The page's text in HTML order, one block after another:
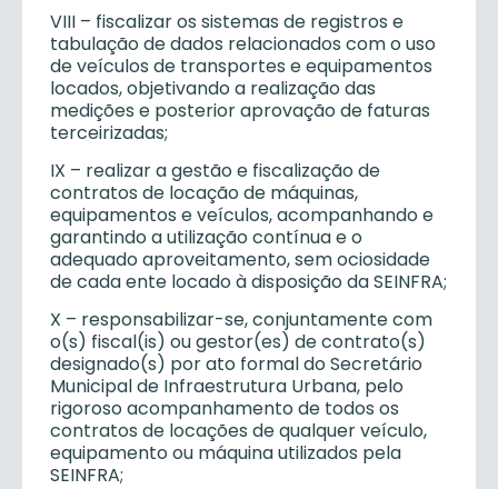
VIII – fiscalizar os sistemas de registros e
tabulação de dados relacionados com o uso
de veículos de transportes e equipamentos
locados, objetivando a realização das
medições e posterior aprovação de faturas
terceirizadas;
IX – realizar a gestão e fiscalização de
contratos de locação de máquinas,
equipamentos e veículos, acompanhando e
garantindo a utilização contínua e o
adequado aproveitamento, sem ociosidade
de cada ente locado à disposição da SEINFRA;
X – responsabilizar-se, conjuntamente com
o(s) fiscal(is) ou gestor(es) de contrato(s)
designado(s) por ato formal do Secretário
Municipal de Infraestrutura Urbana, pelo
rigoroso acompanhamento de todos os
contratos de locações de qualquer veículo,
equipamento ou máquina utilizados pela
SEINFRA;